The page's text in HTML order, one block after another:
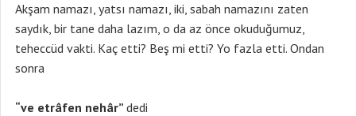
Akşam namazı, yatsı namazı, iki, sabah namazını zaten
saydık, bir tane daha lazım, o da az önce okuduğumuz,
teheccüd vakti. Kaç etti? Beş mi etti? Yo fazla etti. Ondan
sonra
“ve etrâfen nehâr” dedi